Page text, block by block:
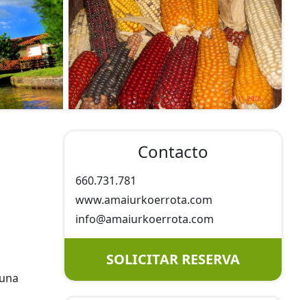
Contacto
660.731.781
www.amaiurkoerrota.com
info@amaiurkoerrota.com
SOLICITAR RESERVA